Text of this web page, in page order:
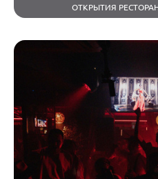
ОТКРЫТИЯ